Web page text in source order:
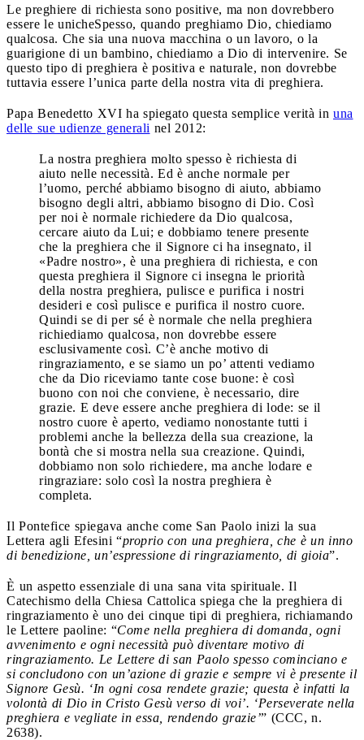
Le preghiere di richiesta sono positive, ma non dovrebbero
essere le unicheSpesso, quando preghiamo Dio, chiediamo
qualcosa. Che sia una nuova macchina o un lavoro, o la
guarigione di un bambino, chiediamo a Dio di intervenire. Se
questo tipo di preghiera è positiva e naturale, non dovrebbe
tuttavia essere l’unica parte della nostra vita di preghiera.
Papa Benedetto XVI ha spiegato questa semplice verità in una
delle sue udienze generali nel 2012:
La nostra preghiera molto spesso è richiesta di
aiuto nelle necessità. Ed è anche normale per
l’uomo, perché abbiamo bisogno di aiuto, abbiamo
bisogno degli altri, abbiamo bisogno di Dio. Così
per noi è normale richiedere da Dio qualcosa,
cercare aiuto da Lui; e dobbiamo tenere presente
che la preghiera che il Signore ci ha insegnato, il
«Padre nostro», è una preghiera di richiesta, e con
questa preghiera il Signore ci insegna le priorità
della nostra preghiera, pulisce e purifica i nostri
desideri e così pulisce e purifica il nostro cuore.
Quindi se di per sé è normale che nella preghiera
richiediamo qualcosa, non dovrebbe essere
esclusivamente così. C’è anche motivo di
ringraziamento, e se siamo un po’ attenti vediamo
che da Dio riceviamo tante cose buone: è così
buono con noi che conviene, è necessario, dire
grazie. E deve essere anche preghiera di lode: se il
nostro cuore è aperto, vediamo nonostante tutti i
problemi anche la bellezza della sua creazione, la
bontà che si mostra nella sua creazione. Quindi,
dobbiamo non solo richiedere, ma anche lodare e
ringraziare: solo così la nostra preghiera è
completa.
Il Pontefice spiegava anche come San Paolo inizi la sua
Lettera agli Efesini “proprio con una preghiera, che è un inno
di benedizione, un’espressione di ringraziamento, di gioia”.
È un aspetto essenziale di una sana vita spirituale. Il
Catechismo della Chiesa Cattolica spiega che la preghiera di
ringraziamento è uno dei cinque tipi di preghiera, richiamando
le Lettere paoline: “Come nella preghiera di domanda, ogni
avvenimento e ogni necessità può diventare motivo di
ringraziamento. Le Lettere di san Paolo spesso cominciano e
si concludono con un’azione di grazie e sempre vi è presente il
Signore Gesù. ‘In ogni cosa rendete grazie; questa è infatti la
volontà di Dio in Cristo Gesù verso di voi’. ‘Perseverate nella
preghiera e vegliate in essa, rendendo grazie’” (CCC, n.
2638).